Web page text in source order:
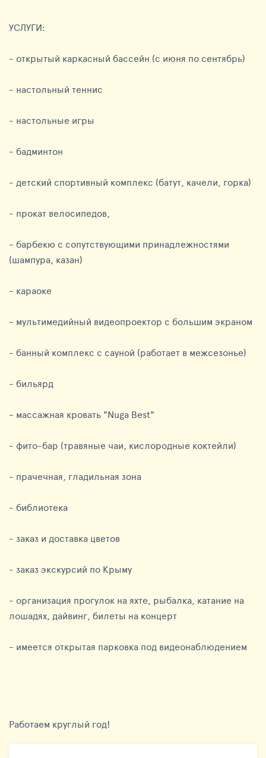
УСЛУГИ:
- открытый каркасный бассейн (с июня по сентябрь)
- настольный теннис
- настольные игры
- бадминтон
- детский спортивный комплекс (батут, качели, горка)
- прокат велосипедов,
- барбекю с сопутствующими принадлежностями
(шампура, казан)
- караоке
- мультимедийный видеопроектор с большим экраном
- банный комплекс с сауной (работает в межсезонье)
- бильярд
- массажная кровать "Nuga Best"
- фито-бар (травяные чаи, кислородные коктейли)
- прачечная, гладильная зона
- библиотека
- заказ и доставка цветов
- заказ экскурсий по Крыму
- организация прогулок на яхте, рыбалка, катание на
лошадях, дайвинг, билеты на концерт
- имеется открытая парковка под видеонаблюдением
Работаем круглый год!